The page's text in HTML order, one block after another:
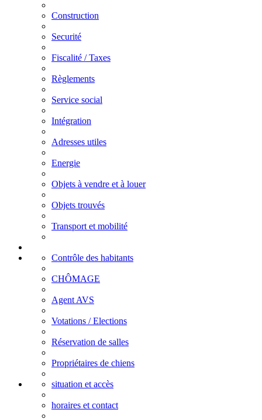
Construction
Securité
Fiscalité / Taxes
Règlements
Service social
Intégration
Adresses utiles
Energie
Objets à vendre et à louer
Objets trouvés
Transport et mobilité
Contrôle des habitants
CHÔMAGE
Agent AVS
Votations / Elections
Réservation de salles
Propriétaires de chiens
situation et accès
horaires et contact